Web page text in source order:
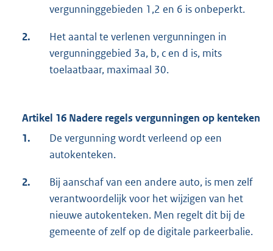
vergunninggebieden 1,2 en 6 is onbeperkt.
2.
Het aantal te verlenen vergunningen in
vergunninggebied 3a, b, c en d is, mits
toelaatbaar, maximaal 30.
Artikel 16 Nadere regels vergunningen op kenteken
1.
De vergunning wordt verleend op een
autokenteken.
2.
Bij aanschaf van een andere auto, is men zelf
verantwoordelijk voor het wijzigen van het
nieuwe autokenteken. Men regelt dit bij de
gemeente of zelf op de digitale parkeerbalie.